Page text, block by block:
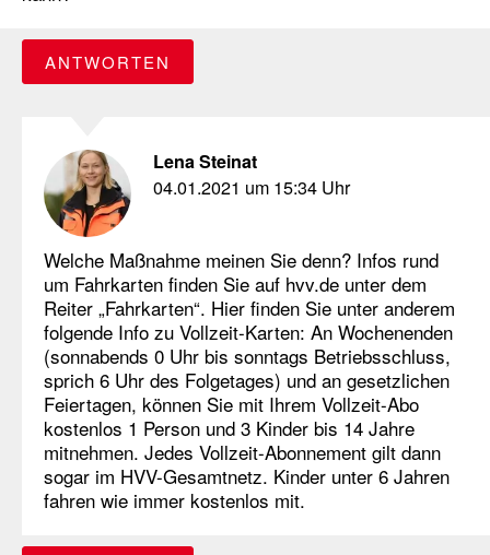
ANTWORTEN
Lena Steinat
04.01.2021 um 15:34 Uhr
Welche Maßnahme meinen Sie denn? Infos rund
um Fahrkarten finden Sie auf hvv.de unter dem
Reiter „Fahrkarten“. Hier finden Sie unter anderem
folgende Info zu Vollzeit-Karten: An Wochenenden
(sonnabends 0 Uhr bis sonntags Betriebsschluss,
sprich 6 Uhr des Folgetages) und an gesetzlichen
Feiertagen, können Sie mit Ihrem Vollzeit-Abo
kostenlos 1 Person und 3 Kinder bis 14 Jahre
mitnehmen. Jedes Vollzeit-Abonnement gilt dann
sogar im HVV-Gesamtnetz. Kinder unter 6 Jahren
fahren wie immer kostenlos mit.